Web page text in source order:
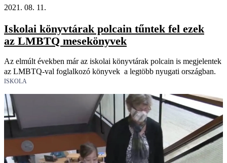
2021. 08. 11.
Iskolai könyvtárak polcain tűntek fel ezek
az LMBTQ mesekönyvek
Az elmúlt években már az iskolai könyvtárak polcain is megjelentek
az LMBTQ-val foglalkozó könyvek a legtöbb nyugati országban.
ISKOLA